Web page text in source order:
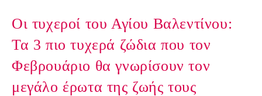
Οι τυχεροί του Αγίου Βαλεντίνου:
Τα 3 πιο τυχερά ζώδια που τον
Φεβρουάριο θα γνωρίσουν τον
μεγάλο έρωτα της ζωής τους